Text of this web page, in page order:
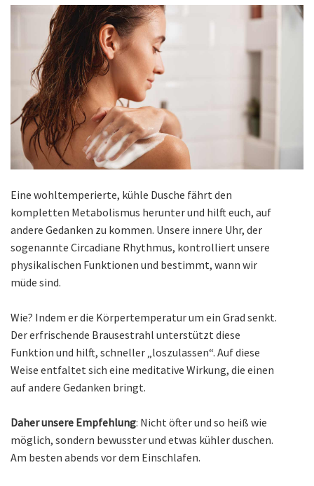
Eine wohltemperierte, kühle Dusche fährt den
kompletten Metabolismus herunter und hilft euch, auf
andere Gedanken zu kommen. Unsere innere Uhr, der
sogenannte Circadiane Rhythmus, kontrolliert unsere
physikalischen Funktionen und bestimmt, wann wir
müde sind.
Wie? Indem er die Körpertemperatur um ein Grad senkt.
Der erfrischende Brausestrahl unterstützt diese
Funktion und hilft, schneller „loszulassen“. Auf diese
Weise entfaltet sich eine meditative Wirkung, die einen
auf andere Gedanken bringt.
Daher unsere Empfehlung: Nicht öfter und so heiß wie
möglich, sondern bewusster und etwas kühler duschen.
Am besten abends vor dem Einschlafen.